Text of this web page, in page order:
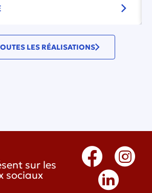
LES RÉALISATIONS
sur les
sociaux